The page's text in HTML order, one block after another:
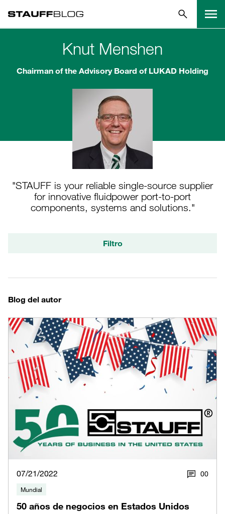
Knut Menshen
Chairman of the Advisory Board of LUKAD Holding
"STAUFF is your reliable single-source supplier
for innovative fluidpower port-to-port
components, systems and solutions."
Blog del autor
07/21/2022 00
Mundial
50 años de negocios en Estados Unidos
Filtro